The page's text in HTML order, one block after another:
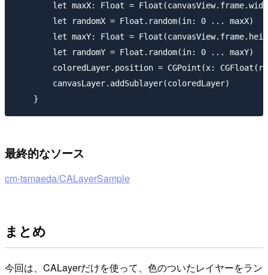
let maxX: Float =
        let randomX = Float.random(in: 0 ... maxX)
let maxY: Float =
        let randomY = Float.random(in: 0 ... maxY)
coloredLayer.position = CGPoint(x:
        canvasLayer.addSublayer(coloredLayer)
最終的なソース
cm-tsmaeda/CALayerSample
まとめ
今回は、CALayerだけを使って、色のついたレイヤーをラン